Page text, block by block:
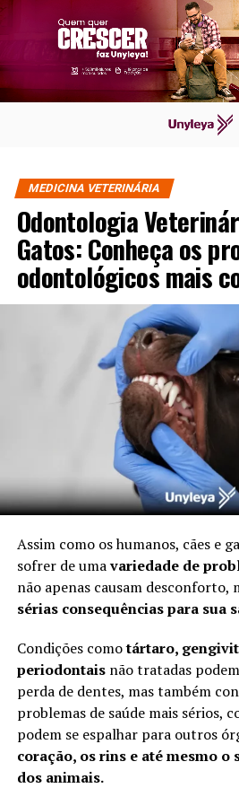
MEDICINA VETERINÁRIA
Odontologia
Gatos: Conheça os
odontológicos mais
Assim como os humanos, cães e
sofrer de umavariedade de
não apenas causam desconforto,
sérias consequências para sua
Condições comotártaro,
periodontaisnão tratadas
perda de dentes, mas também
problemas de saúde mais sérios,
podem se espalhar para outros
coração, os rins e até mesmo
dos animais.